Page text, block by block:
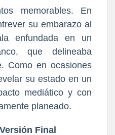
memorables. En
su embarazo al
enfundada en un
que delineaba
Como en ocasiones
su estado en un
mediático y con
planeado.
Final